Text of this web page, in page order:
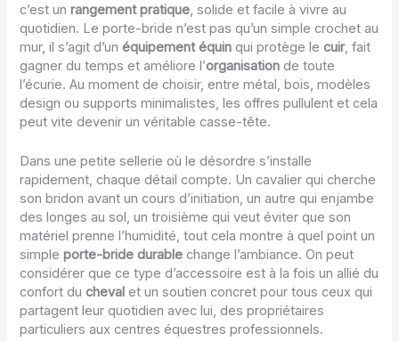
c’est unrangement pratique, solide et facile à vivre au
quotidien. Le porte-bride n’est pas qu’un simple crochet au
mur, il s’agit d’unéquipement équin qui protège lecuir, fait
gagner du temps et améliore l’organisation de toute
l’écurie. Au moment de choisir, entre métal, bois, modèles
design ou supports minimalistes, les offres pullulent et cela
peut vite devenir un véritable casse-tête.
Dans une petite sellerie où le désordre s’installe
rapidement, chaque détail compte. Un cavalier qui cherche
son bridon avant un cours d’initiation, un autre qui enjambe
des longes au sol, un troisième qui veut éviter que son
matériel prenne l’humidité, tout cela montre à quel point un
simpleporte-bride durable change l’ambiance. On peut
considérer que ce type d’accessoire est à la fois un allié du
confort ducheval et un soutien concret pour tous ceux qui
partagent leur quotidien avec lui, des propriétaires
particuliers aux centres équestres professionnels.